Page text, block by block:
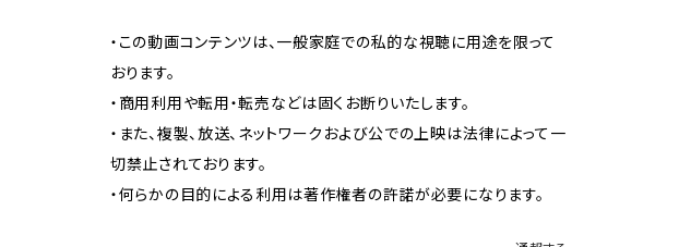
・この動画コンテンツは、一般家庭での私的な視聴に用途を限って
おります。
・商用利用や転用・転売などは固くお断りいたします。
・また、複製、放送、ネットワークおよび公での上映は法律によって一
切禁止されております。
・何らかの目的による利用は著作権者の許諾が必要になります。